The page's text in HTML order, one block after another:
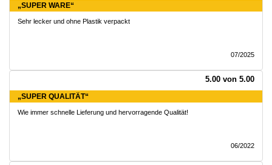
„SUPER WARE“
Sehr lecker und ohne Plastik verpackt
07/2025
5.00 von 5.00
„SUPER QUALITÄT“
Wie immer schnelle Lieferung und hervorragende Qualität!
06/2022